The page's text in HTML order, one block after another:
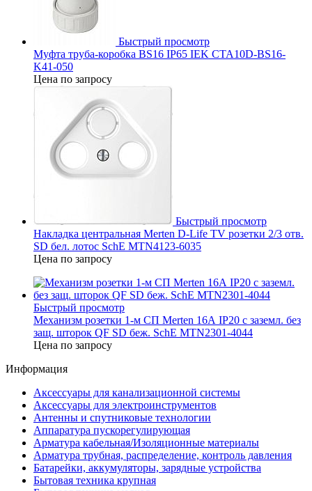
Быстрый просмотр
Муфта труба-коробка BS16 IP65 IEK CTA10D-BS16-
K41-050
Цена по запросу
Быстрый просмотр
Накладка центральная Merten D-Life TV розетки 2/3 отв.
SD бел. лотос SchE MTN4123-6035
Цена по запросу
Быстрый просмотр
Механизм розетки 1-м СП Merten 16А IP20 с заземл. без
защ. шторок QF SD беж. SchE MTN2301-4044
Цена по запросу
Информация
Аксессуары для канализационной системы
Аксессуары для электроинструментов
Антенны и спутниковые технологии
Аппаратура пускорегулирующая
Арматура кабельная/Изоляционные материалы
Арматура трубная, распределение, контроль давления
Батарейки, аккумуляторы, зарядные устройства
Бытовая техника крупная